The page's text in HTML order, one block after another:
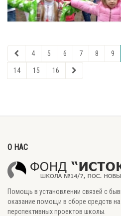
4 5 6 7 8 9
14 15 16
О НАС
Помощь в установлении связей с
оказание помощи в сборе средств
перспективных проектов школы.